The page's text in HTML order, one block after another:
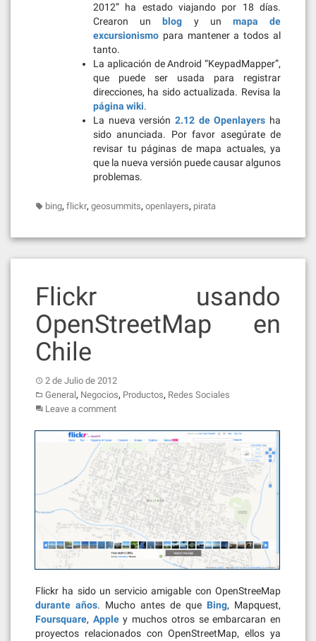
2012” ha estado viajando por 18 días.
Crearon unblog y un mapa de
excursionismo para mantener a todos al
tanto.
La aplicación de Android “KeypadMapper”,
que puede ser usada para registrar
direcciones, ha sido actualizada. Revisa la
página wiki.
La nueva versión 2.12 de Openlayers ha
sido anunciada. Por favor asegúrate de
revisar tu páginas de mapa actuales, ya
que la nueva versión puede causar algunos
problemas.
bing, flickr, geosummits, openlayers, pirata
Flickr usando
OpenStreetMap en
Chile
2 de Julio de 2012
General, Negocios, Productos, Redes Sociales
Leave a comment
Flickr ha sido un servicio amigable con OpenStreeMap
durante años. Mucho antes de que Bing, Mapquest,
Foursquare, Appley muchos otros se embarcaran en
proyectos relacionados con OpenStreetMap, ellos ya